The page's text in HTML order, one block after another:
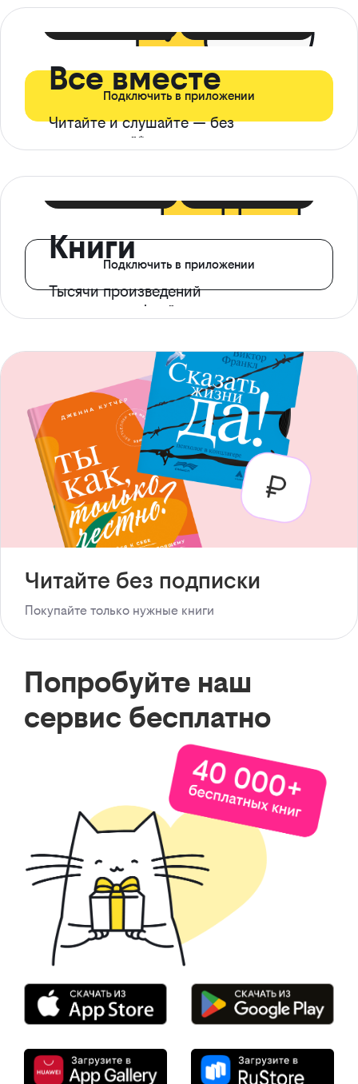
Все вместе
Читайте и слушайте — без
ограничений*
Подключить в приложении
Книги
Тысячи произведений
с доступом офлайн
Подключить в приложении
Читайте без подписки
Покупайте только нужные книги
Попробуйте наш
сервис бесплатно